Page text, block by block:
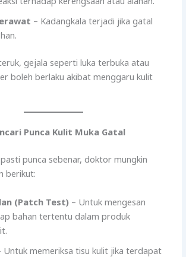
– Kadangkala terjadi jika gatal
gejala seperti luka terbuka atau
boleh berlaku akibat menggaru kulit
Punca Kulit Muka Gatal
punca sebenar, doktor mungkin
berikut:
(Patch Test) – Untuk mengesan
bahan tertentu dalam produk
Untuk memeriksa tisu kulit jika terdapat